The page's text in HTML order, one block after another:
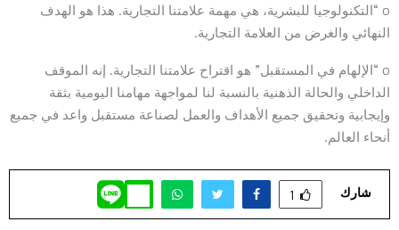
o “التكنولوجيا للبشرية، هي مهمة علامتنا التجارية. هذا هو الهدف
النهائي والغرض من العلامة التجارية.
o “الإلهام في المستقبل” هو اقتراح علامتنا التجارية. إنه الموقف
الداخلي والحالة الذهنية بالنسبة لنا لمواجهة مهامنا اليومية بثقة
وإيجابية وتحقيق جميع الأهداف والعمل لصناعة مستقبل واعد في جميع
أنحاء العالم.
شارك 1